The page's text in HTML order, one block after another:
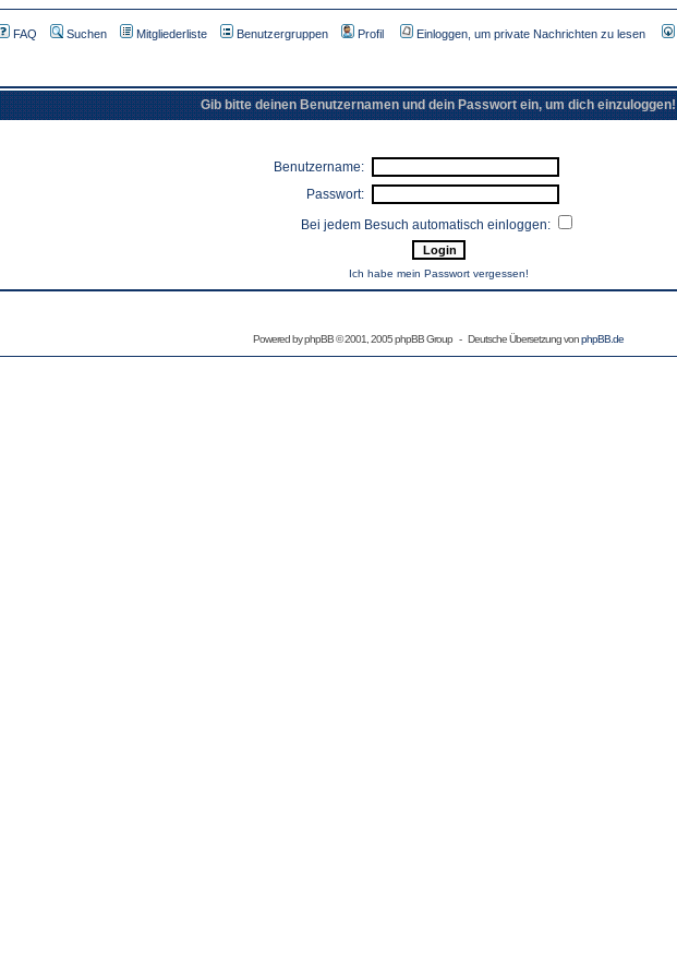
FAQ Suchen Mitgliederliste Benutzergruppen Profil Einloggen, um private Nachrichten zu lesen
Gib bitte deinen Benutzernamen und dein Passwort ein, um dich einzuloggen!
Benutzername:
Passwort:
Bei jedem Besuch automatisch einloggen:
Ich habe mein Passwort vergessen!
Powered byphpBB© 2001, 2005 phpBB Group - Deutsche Übersetzung vonphpBB.de